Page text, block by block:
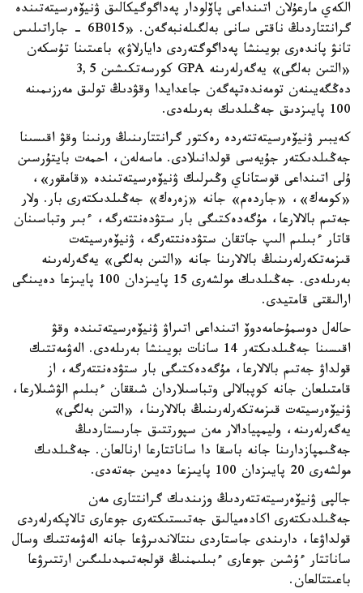
الكەي مارعۇلان اتىنداعى پاۆلودار پەداگوگيكالىق ۋنيۆەرسيتەتىندە
گرانتتاردىڭ ناقتى سانى بەلگىلەنبەگەن. «6B015 - جاراتىلىس
تانۋ پاندەرى بويىنشا پەداگوگتەردى دايارلاۋ» باعىتىنا تۇسكەن
«التىن بەلگى» يەگەرلەرىنە GPA كورسەتكىشىن 3,5
دەڭگەيىنەن تومەندەتپەگەن جاعدايدا وقۋدىڭ تولىق مەرزىمىنە
100 پايىزدىق جەڭىلدىك بەرىلەدى.
كەيبىر ۋنيۆەرسيتەتتەردە رەكتور گرانتتارىنىڭ ورنىنا وقۋ اقىسىنا
جەڭىلدىكتەر جۇيەسى قولدانىلادى. ماسەلەن، احمەت بايتۇرسىن
ۇلى اتىنداعى قوستاناي وڭىرلىك ۋنيۆەرسيتەتىندە «قامقور»،
«كومەك»، «جاردەم» جانە «زەرەك» جەڭىلدىكتەرى بار. ولار
جەتىم بالالارعا، مۇگەدەكتىگى بار ستۋدەنتتەرگە، ءبىر وتباسىنان
قاتار ءبىلىم الىپ جاتقان ستۋدەنتتەرگە، ۋنيۆەرسيتەت
قىزمەتكەرلەرىنىڭ بالالارىنا جانە «التىن بەلگى» يەگەرلەرىنە
بەرىلەدى. جەڭىلدىك مولشەرى 15 پايىزدان 100 پايىزعا دەيىنگى
ارالىقتى قامتيدى.
حالەل دوسمۇحامەدوۆ اتىنداعى اتىراۋ ۋنيۆەرسيتەتىندە وقۋ
اقىسىنا جەڭىلدىكتەر 14 سانات بويىنشا بەرىلەدى. الەۋمەتتىك
قولداۋ جەتىم بالالارعا، مۇگەدەكتىگى بار ستۋدەنتتەرگە، از
قامتىلعان جانە كوپبالالى وتباسىلاردان شىققان ءبىلىم الۋشىلارعا،
ۋنيۆەرسيتەت قىزمەتكەرلەرىنىڭ بالالارىنا، «التىن بەلگى»
يەگەرلەرىنە، وليمپيادالار مەن سپورتتىق جارىستاردىڭ
جەڭىمپازدارىنا جانە باسقا دا ساناتتارعا ارنالعان. جەڭىلدىك
مولشەرى 20 پايىزدان 100 پايىزعا دەيىن جەتەدى.
جالپى ۋنيۆەرسيتەتتەردىڭ وزىندىك گرانتتارى مەن
جەڭىلدىكتەرى اكادەميالىق جەتىستىكتەرى جوعارى تالاپكەرلەردى
قولداۋعا، دارىندى جاستاردى ىنتالاندىرۋعا جانە الەۋمەتتىك وسال
ساناتتار ءۇشىن جوعارى ءبىلىمنىڭ قولجەتىمدىلىگىن ارتتىرۋعا
باعىتتالعان.